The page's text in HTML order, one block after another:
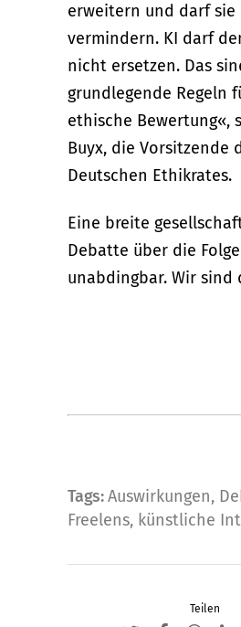
erweitern und darf
vermindern. KI darf
nicht ersetzen. Das
grundlegende Regeln
ethische Bewertung«,
Buyx, die Vorsitzende
Deutschen Ethikrates.
Eine breite
Debatte über die
unabdingbar. Wir sind
Tags: Auswirkungen,
Freelens, künstliche
Teilen